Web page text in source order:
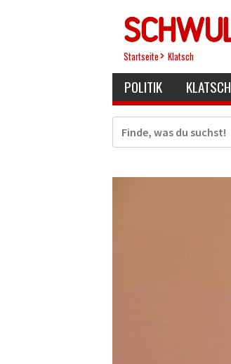
Startseite Klatsch
POLITIK KLATSCH
Suche